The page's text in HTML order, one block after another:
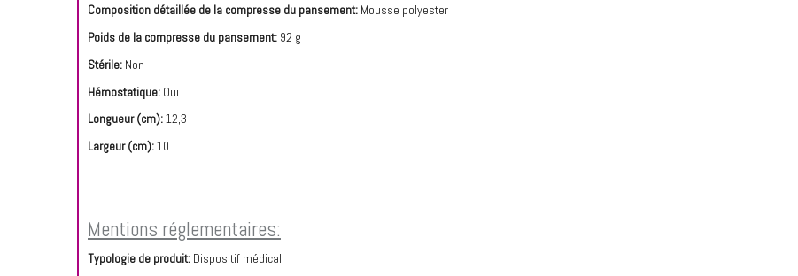
Composition détaillée de la compresse du pansement: Mousse polyester
Poids de la compresse du pansement: 92 g
Stérile: Non
Hémostatique: Oui
Longueur (cm):12,3
Largeur (cm):10
Mentions réglementaires:
Typologie de produit: Dispositif médical